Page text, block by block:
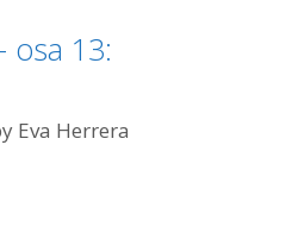
osa 13:
Eva Herrera